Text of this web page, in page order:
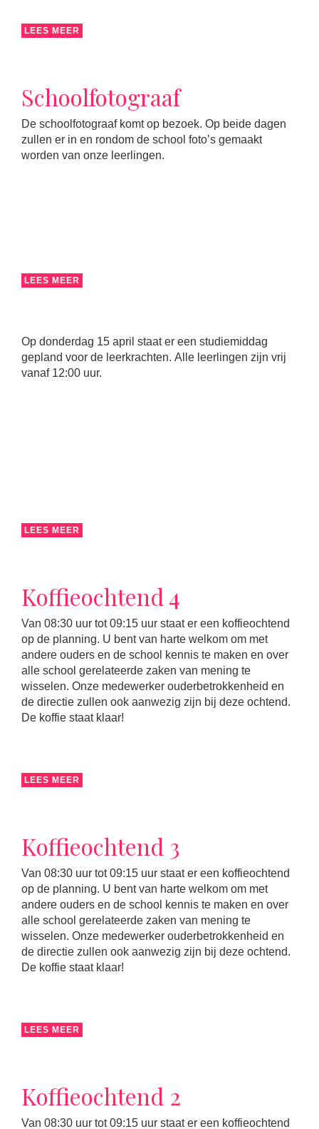
LEES MEER
Schoolfotograaf
De schoolfotograaf komt op bezoek. Op beide dagen
zullen er in en rondom de school foto’s gemaakt
worden van onze leerlingen.
LEES MEER
Op donderdag 15 april staat er een studiemiddag
gepland voor de leerkrachten. Alle leerlingen zijn vrij
vanaf 12:00 uur.
LEES MEER
Koffieochtend 4
Van 08:30 uur tot 09:15 uur staat er een koffieochtend
op de planning. U bent van harte welkom om met
andere ouders en de school kennis te maken en over
alle school gerelateerde zaken van mening te
wisselen. Onze medewerker ouderbetrokkenheid en
de directie zullen ook aanwezig zijn bij deze ochtend.
De koffie staat klaar!
LEES MEER
Koffieochtend 3
Van 08:30 uur tot 09:15 uur staat er een koffieochtend
op de planning. U bent van harte welkom om met
andere ouders en de school kennis te maken en over
alle school gerelateerde zaken van mening te
wisselen. Onze medewerker ouderbetrokkenheid en
de directie zullen ook aanwezig zijn bij deze ochtend.
De koffie staat klaar!
LEES MEER
Koffieochtend 2
Van 08:30 uur tot 09:15 uur staat er een koffieochtend